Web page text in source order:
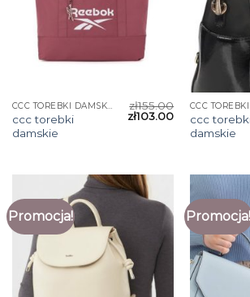
ccc torebki
damskie
zł155.00
zł103.00
CCC
ccc
damskie
Promocja! Promocja!